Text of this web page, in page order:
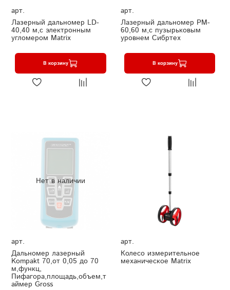
арт.
Лазерный дальномер LD-
40,40 м,с электронным
угломером Matrix
В корзину
арт.
Лазерный дальномер PM-
60,60 м,с пузырьковым
уровнем Сибртех
В корзину
Нет в наличии
арт.
Дальномер лазерный
Kompakt 70,от 0,05 до 70
м,функц,
Пифагора,площадь,объем,т
аймер Gross
арт.
Колесо измерительное
механическое Matrix